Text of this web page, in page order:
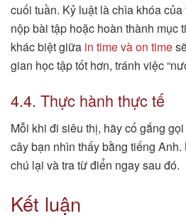
cuối tuần. Kỷ luật là chìa khóa
nộp bài tập hoặc hoàn thành mục
khác biệt giữa in time và on time
gian học tập tốt hơn, tránh việc
4.4. Thực hành thực tế
Mỗi khi đi siêu thị, hãy cố gắng
cây bạn nhìn thấy bằng tiếng
chú lại và tra từ điển ngay sau đó.
Kết luận